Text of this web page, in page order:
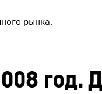
рынка.
год.